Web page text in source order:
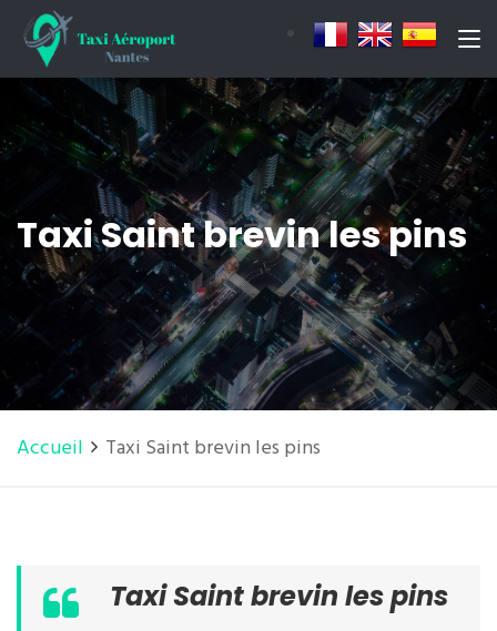
Taxi Saint brevin les pins
Accueil Taxi Saint brevin les pins
Taxi Saint brevin les pins